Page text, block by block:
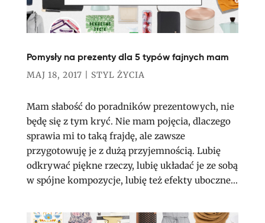
Pomysły na prezenty dla 5 typów fajnych mam
MAJ 18, 2017 STYL ŻYCIA
Mam słabość do poradników prezentowych, nie
będę się z tym kryć. Nie mam pojęcia, dlaczego
sprawia mi to taką frajdę, ale zawsze
przygotowuję je z dużą przyjemnością. Lubię
odkrywać piękne rzeczy, lubię układać je ze sobą
w spójne kompozycje, lubię też efekty uboczne...